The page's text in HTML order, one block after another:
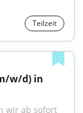
Teilzeit
w/d) in